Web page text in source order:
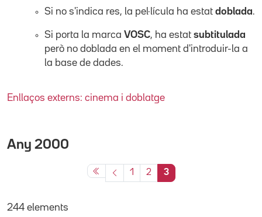
Si no s'indica res, la pel·lícula ha estat doblada.
Si porta la marca VOSC, ha estat subtitulada
però no doblada en el moment d'introduir-la a
la base de dades.
Enllaços externs: cinema i doblatge
Any 2000
1 2 3
244 elements